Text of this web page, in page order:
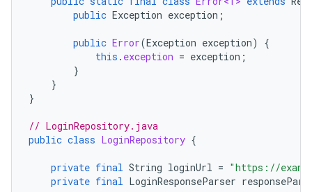
public Exception exception ;
public Error(Exception exception)
{
this . exception = exception ;
}
}
}
// LoginRepository.java
public class LoginRepository {
private final String loginUrl = "https://
private final LoginResponseParser